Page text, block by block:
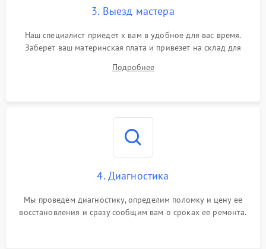
3. Выезд мастера
Наш специалист приедет к вам в удобное для вас время.
Заберет ваш материнская плата и привезет на склад для
Подробнее
4. Диагностика
Мы проведем диагностику, определим поломку и цену ее
восстановления и сразу сообщим вам о сроках ее ремонта.